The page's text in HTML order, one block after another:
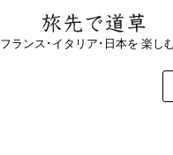
フランス･イタリア･日本を 楽し